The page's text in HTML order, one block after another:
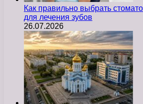
Как правильно выбрать
для лечения зубов
26.07.2026